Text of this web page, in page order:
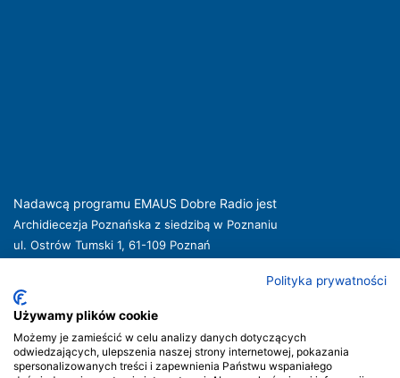
Nadawcą programu EMAUS Dobre Radio jest
Archidiecezja Poznańska z siedzibą w Poznaniu
ul. Ostrów Tumski 1, 61-109 Poznań
Nadawca oferuje usługi medialne obejmujące rozpowszechnianie programu
radiowego pod nazwą EMAUS Dobre Radio oraz prowadzenie portalu
internetową Nadawcy.
Nadawca podlega jurysdykcji polskiej. Organem właściwym w sprawach
Polityka prywatności
Używamy plików cookie
Możemy je zamieścić w celu analizy danych dotyczących
odwiedzających, ulepszenia naszej strony internetowej, pokazania
spersonalizowanych treści i zapewnienia Państwu wspaniałego